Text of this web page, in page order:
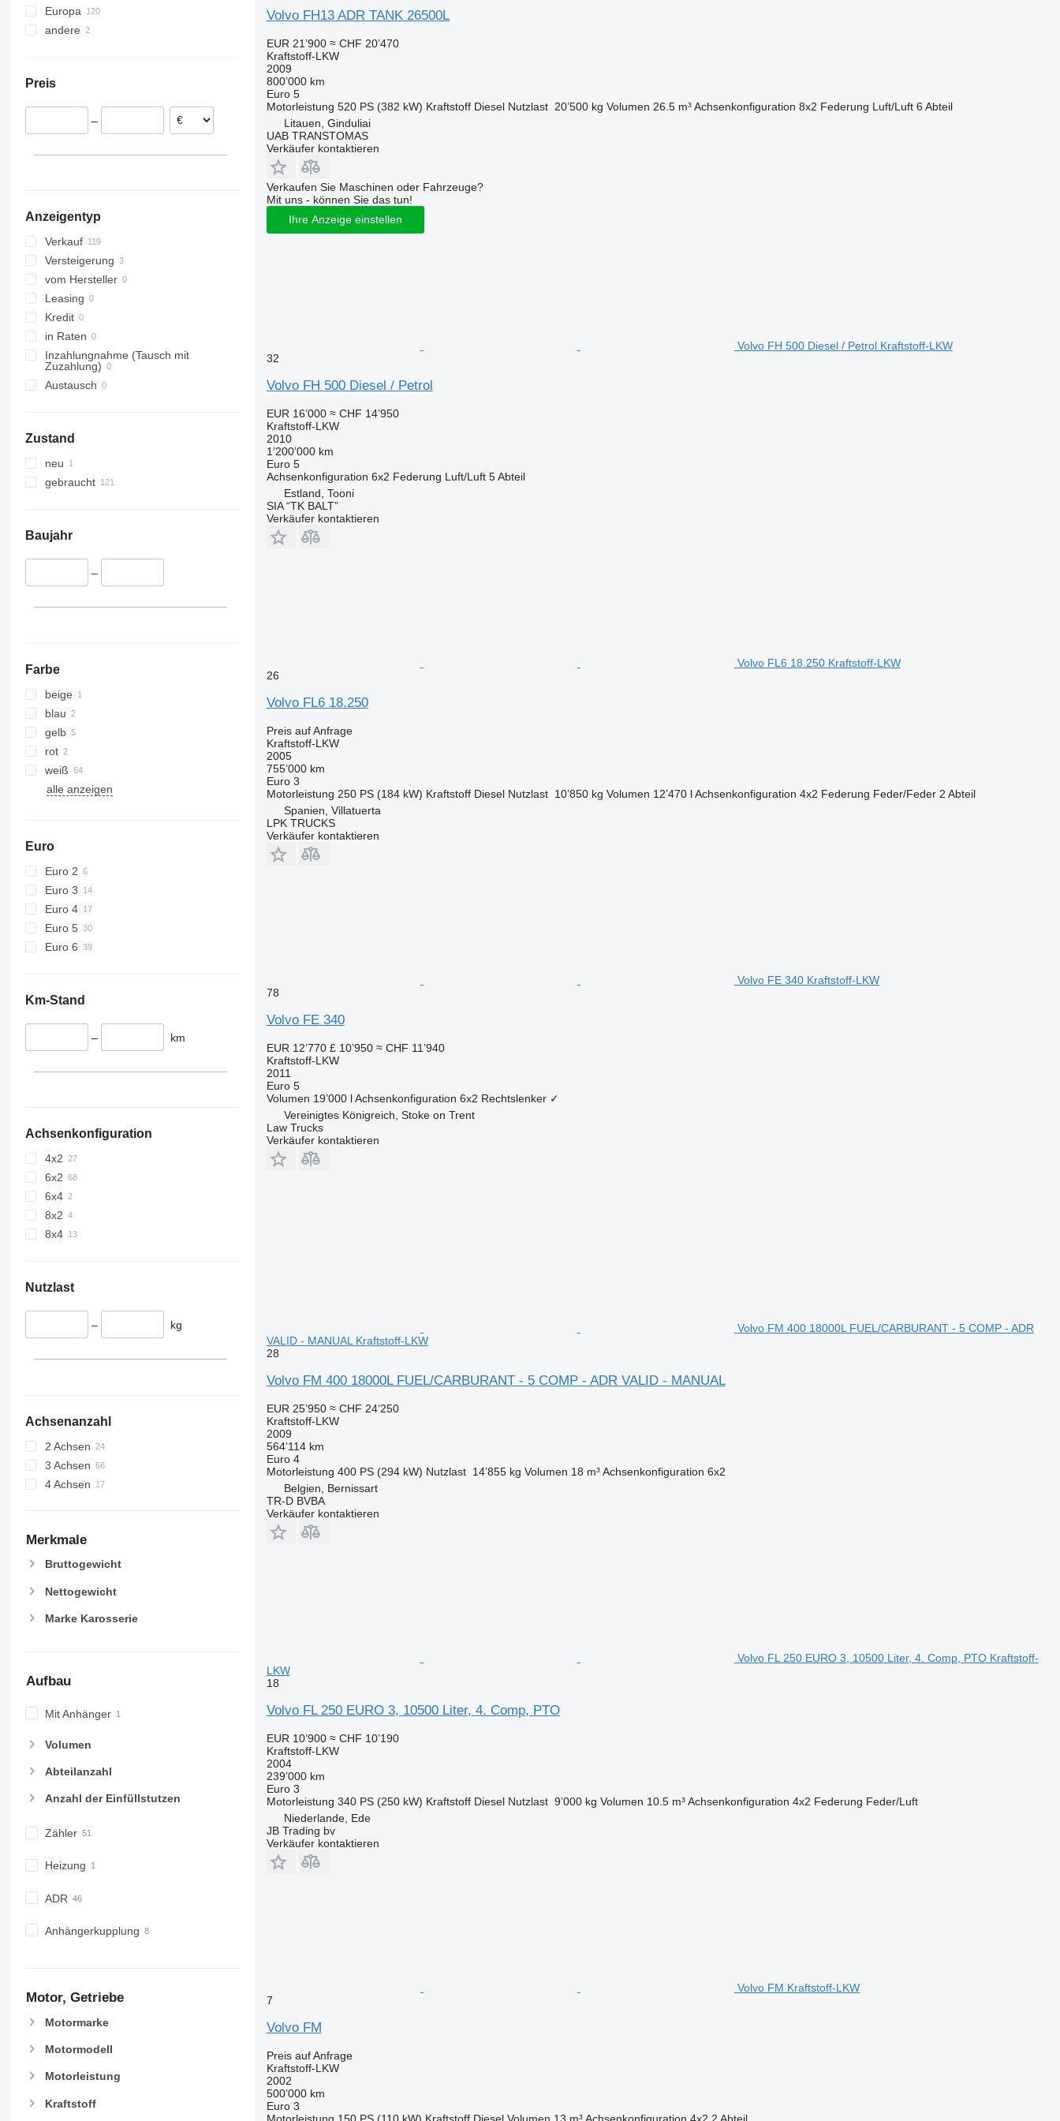
FL618
FM 340
FM 380
FM 430
FM 440
Europa
Belgien
Spanien
Estland
andere
Preis
–
Anzeigentyp
Verkauf
Versteigerung
vom Hersteller
Leasing
Kredit
in Raten
Inzahlungnahme (Tausch mit
Zuzahlung)
Austausch
Zustand
neu
gebraucht
Baujahr
–
Farbe
beige
blau
gelb
rot
weiß
alle anzeigen
Euro
Euro 2
Euro 3
Euro 4
Euro 5
Euro 6
Km-Stand
– km
Achsenkonfiguration
4x2
6x2
6x4
8x2
8x4
Nutzlast
– kg
Achsenanzahl
2 Achsen
3 Achsen
4 Achsen
Merkmale
Bruttogewicht
Nettogewicht
Marke Karosserie
Aufbau
Mit Anhänger
Volumen
Abteilanzahl
Anzahl der Einfüllstutzen
Zähler
Heizung
ADR
Anhängerkupplung
Motor, Getriebe
Motormarke
Motormodell
Motorleistung
Kraftstoff
Volvo FH13 ADR TANK 26500L
EUR 21’900 ≈ CHF 20’470
Kraftstoff-LKW
2009
800’000 km
Euro 5
Motorleistung 520 PS (382 kW) Kraftstoff Diesel Nutzlast 20’500 kg Volumen 26.5 m³ Achsenkonfiguration 8x2 Federung Luft/Luft 6 Abteil
Litauen, Ginduliai
UAB TRANSTOMAS
Verkäufer kontaktieren
Verkaufen Sie Maschinen oder Fahrzeuge?
Mit uns - können Sie das tun!
Ihre Anzeige einstellen
Volvo FH 500 Diesel / Petrol Kraftstoff-LKW
32
Volvo FH 500 Diesel / Petrol
EUR 16’000 ≈ CHF 14’950
Kraftstoff-LKW
2010
1’200’000 km
Euro 5
Achsenkonfiguration 6x2 Federung Luft/Luft 5 Abteil
Estland, Tooni
SIA “TK BALT”
Verkäufer kontaktieren
Volvo FL6 18.250 Kraftstoff-LKW
26
Volvo FL6 18.250
Preis auf Anfrage
Kraftstoff-LKW
2005
755’000 km
Euro 3
Motorleistung 250 PS (184 kW) Kraftstoff Diesel Nutzlast 10’850 kg Volumen 12’470 l Achsenkonfiguration 4x2 Federung Feder/Feder 2 Abteil
Spanien, Villatuerta
LPK TRUCKS
Verkäufer kontaktieren
Volvo FE 340 Kraftstoff-LKW
78
Volvo FE 340
EUR 12’770 £ 10’950 ≈ CHF 11’940
Kraftstoff-LKW
2011
Euro 5
Volumen 19’000 l Achsenkonfiguration 6x2 Rechtslenker ✓
Vereinigtes Königreich, Stoke on Trent
Law Trucks
Verkäufer kontaktieren
Volvo FM 400 18000L FUEL/CARBURANT - 5 COMP - ADR
VALID - MANUAL Kraftstoff-LKW
28
Volvo FM 400 18000L FUEL/CARBURANT - 5 COMP - ADR VALID - MANUAL
EUR 25’950 ≈ CHF 24’250
Kraftstoff-LKW
2009
564’114 km
Euro 4
Motorleistung 400 PS (294 kW) Nutzlast 14’855 kg Volumen 18 m³ Achsenkonfiguration 6x2
Belgien, Bernissart
TR-D BVBA
Verkäufer kontaktieren
Volvo FL 250 EURO 3, 10500 Liter, 4. Comp, PTO Kraftstoff-
LKW
18
Volvo FL 250 EURO 3, 10500 Liter, 4. Comp, PTO
EUR 10’900 ≈ CHF 10’190
Kraftstoff-LKW
2004
239’000 km
Euro 3
Motorleistung 340 PS (250 kW) Kraftstoff Diesel Nutzlast 9’000 kg Volumen 10.5 m³ Achsenkonfiguration 4x2 Federung Feder/Luft
Niederlande, Ede
JB Trading bv
Verkäufer kontaktieren
Volvo FM Kraftstoff-LKW
7
Volvo FM
Preis auf Anfrage
Kraftstoff-LKW
2002
500’000 km
Euro 3
Motorleistung 150 PS (110 kW) Kraftstoff Diesel Volumen 13 m³ Achsenkonfiguration 4x2 2 Abteil